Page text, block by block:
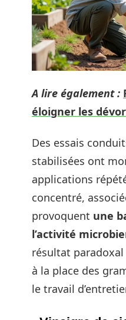
A lire également :
éloigner les
Des essais
stabilisées ont
applications
concentré,
provoquent une
l’activité
résultat paradoxal
à la place des
le travail